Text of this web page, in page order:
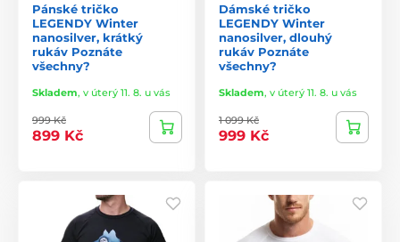
Pánské tričko
LEGENDY Winter
nanosilver, krátký
rukáv Poznáte
všechny?
Skladem, v úterý 11. 8. u vás
999 Kč
899 Kč
Dámské tričko
LEGENDY Winter
nanosilver, dlouhý
rukáv Poznáte
všechny?
Skladem, v úterý 11. 8. u vás
1 099 Kč
999 Kč